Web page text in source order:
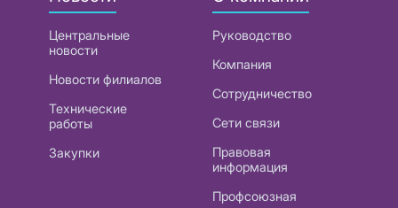
Центральные
новости
Новости филиалов
Технические
работы
Закупки
Руководство
Компания
Сотрудничество
Сети связи
Правовая
информация
Профсоюзная